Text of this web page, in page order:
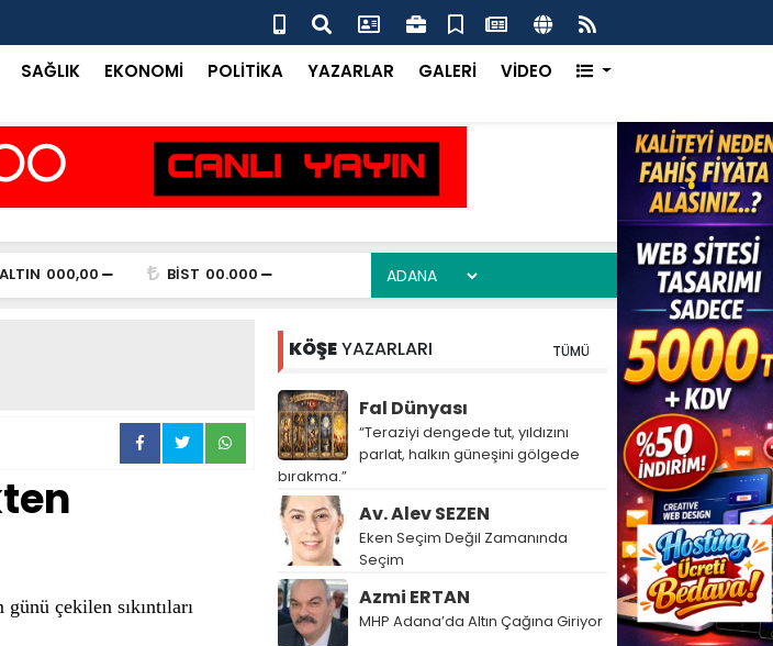
Taşkent Tarım Heyeti Çukurova’da Dijital Tarımı Yerinde İnceledi
SAĞLIK EKONOMİ POLİTİKA YAZARLAR GALERİ VİDEO
ALTIN 000,00 BİST 00.000
çekilen sıkıntıları
KÖŞEYAZARLARI TÜMÜ
Fal Dünyası
“Teraziyi dengede tut, yıldızını
parlat, halkın güneşini gölgede
bırakma.”
Av. Alev SEZEN
Eken Seçim Değil Zamanında
Seçim
Azmi ERTAN
MHP Adana’da Altın Çağına Giriyor